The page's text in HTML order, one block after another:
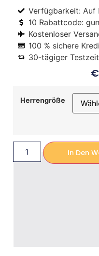
Verfügbarkeit: Auf
10 Rabattcode:
Kostenloser
100 % sichere
30-tägiger
€
Herrengröße
In Den